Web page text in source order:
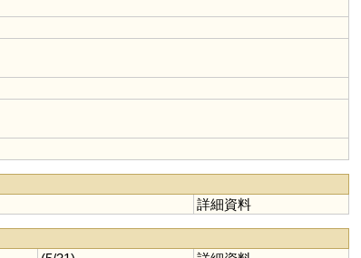
詳細資料